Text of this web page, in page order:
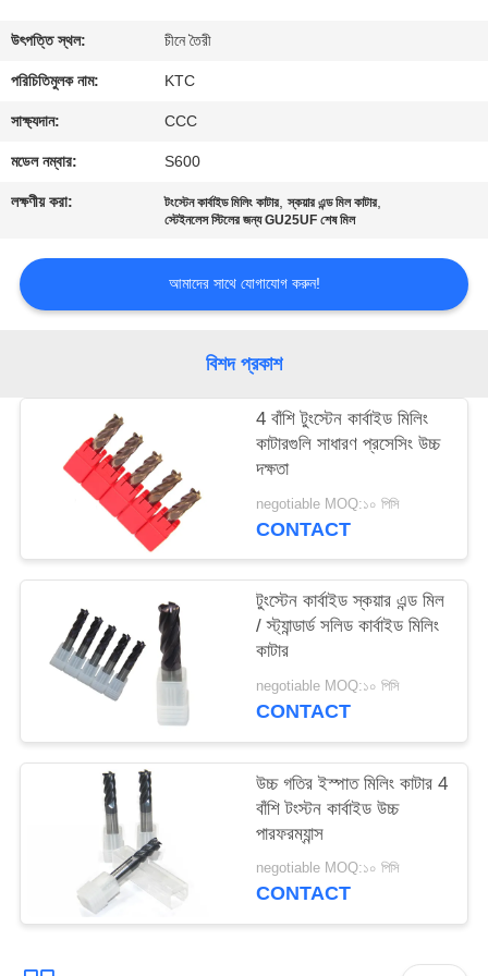
যোগাযোগ
করুন
উদ্ধৃতির
আবেদন
PRIVACY
POLICY
উৎপত্তি স্থল: চীনে তৈরী
পরিচিতিমুলক নাম: KTC
সাক্ষ্যদান: CCC
মডেল নম্বার: S600
লক্ষণীয় করা: টংস্টেন কার্বাইড মিলিং কাটার,স্কয়ার এন্ড মিল কাটার,
স্টেইনলেস স্টিলের জন্য GU25UF শেষ মিল
আমাদের সাথে যোগাযোগ করুন!
বিশদ প্রকাশ
4 বাঁশি টুংস্টেন কার্বাইড মিলিং
কাটারগুলি সাধারণ প্রসেসিং উচ্চ
দক্ষতা
negotiable MOQ:১০ পিসি
CONTACT
টুংস্টেন কার্বাইড স্কয়ার এন্ড মিল
/ স্ট্যান্ডার্ড সলিড কার্বাইড মিলিং
কাটার
negotiable MOQ:১০ পিসি
CONTACT
উচ্চ গতির ইস্পাত মিলিং কাটার 4
বাঁশি টংস্টন কার্বাইড উচ্চ
পারফরম্যান্স
negotiable MOQ:১০ পিসি
CONTACT